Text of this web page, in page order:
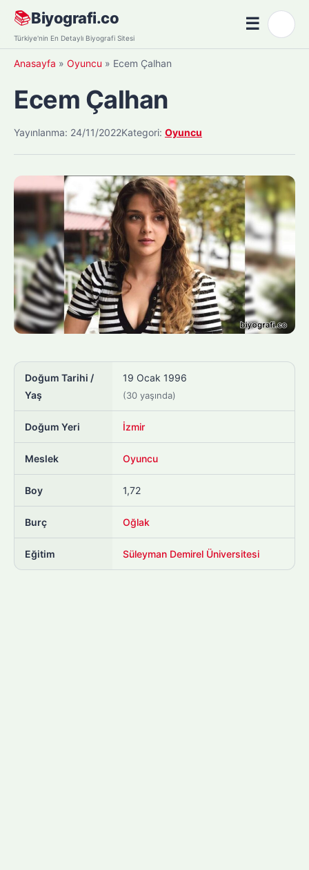
Skip
content
📚Biyografi.co
Türkiye'nin En Detaylı Biyografi Sitesi
☰Menü
Anasayfa » Oyuncu » Ecem Çalhan
Ecem Çalhan
Yayınlanma: 24/11/2022Kategori: Oyuncu
Doğum Tarihi /
Yaş
19 Ocak 1996
(30 yaşında)
Doğum Yeri İzmir
Meslek Oyuncu
Boy 1,72
Burç Oğlak
Eğitim Süleyman Demirel Üniversitesi